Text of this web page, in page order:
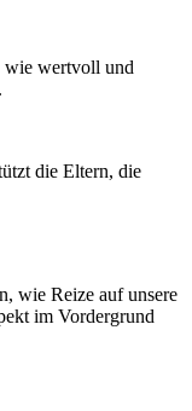
wie wertvoll und
die Eltern, die
wie Reize auf unsere
im Vordergrund